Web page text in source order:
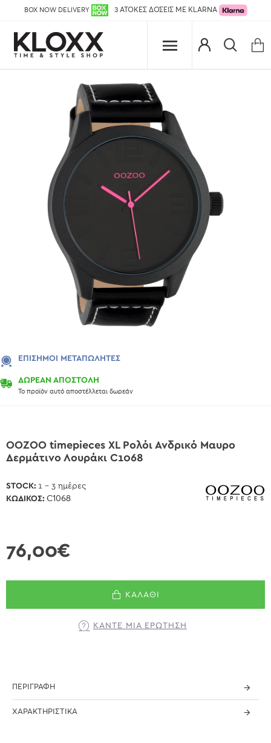
BOX NOW DELIVERY 3 ΑΤΟΚΕΣ ΔΟΣΕΙΣ ΜΕ KLARNA
ΔΩΡΕΑΝ ΑΠΟΣΤΟΛΗ
Το προϊόν αυτό αποστέλλεται δωρεάν
ΕΠΊΣΗΜΟΙ ΜΕΤΑΠΩΛΗΤΈΣ
OOZOO timepieces XL Ρολόι Ανδρικό Μαυρο
Δερμάτινο Λουράκι C1068
76,00€
STOCK: 1 - 3 ημέρες
ΚΩΔΙΚΌΣ: C1068
ΚΑΛΆΘΙ
ΚΆΝΤΕ ΜΊΑ ΕΡΏΤΗΣΗ
ΠΕΡΙΓΡΑΦΉ
ΧΑΡΑΚΤΗΡΙΣΤΙΚΆ